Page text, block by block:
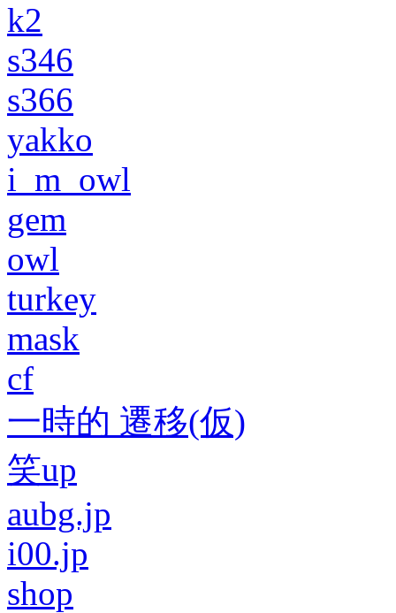
k2
s346
s366
yakko
i_m_owl
gem
owl
turkey
mask
cf
一時的 遷移(仮)
笑up
aubg.jp
i00.jp
shop